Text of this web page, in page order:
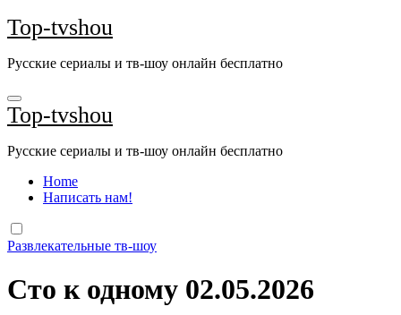
Перейти
к
Top-tvshou
Русские сериалы и тв-шоу онлайн бесплатно
Top-tvshou
Русские сериалы и тв-шоу онлайн бесплатно
Home
Написать нам!
Развлекательные тв-шоу
Сто к одному 02.05.2026